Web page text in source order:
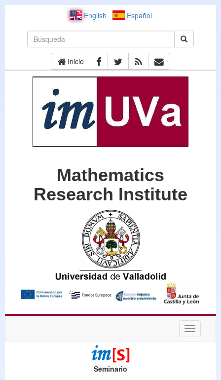
English Español
Inicio
Mathematics
Research Institute
Desplegar
Seminario